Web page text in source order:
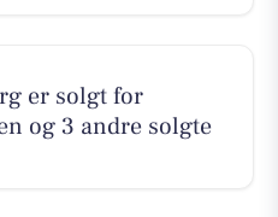
er solgt for
og 3 andre solgte